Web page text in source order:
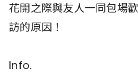
花開之際與友人一同包場
訪的原因！
Info.